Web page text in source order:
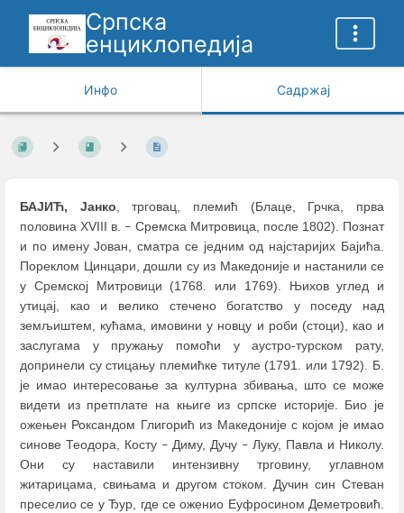
Српска
енциклопедија
Инфо Садржај
БАЈИЋ, Јанко, трговац, племић (Блаце, Грчка, прва
половина XVIII в. – Сремска Митровица, после 1802). Познат
и по имену Јован, сматра се једним од најстаријих Бајића.
Пореклом Цинцари, дошли су из Македоније и настанили се
у Сремској Митровици (1768. или 1769). Њихов углед и
утицај, као и велико стечено богатство у поседу над
земљиштем, кућама, имовини у новцу и роби (стоци), као и
заслугама у пружању помоћи у аустро-турском рату,
допринели су стицању племићке титуле (1791. или 1792). Б.
је имао интересовање за културна збивања, што се може
видети из претплате на књиге из српске историје. Био је
ожењен Роксандом Глигорић из Македоније с којом је имао
синове Теодора, Косту – Диму, Дучу – Луку, Павла и Николу.
Они су наставили интензивну трговину, углавном
житарицама, свињама и другом стоком. Дучин син Стеван
преселио се у Ђур, где се оженио Еуфросином Деметровић.